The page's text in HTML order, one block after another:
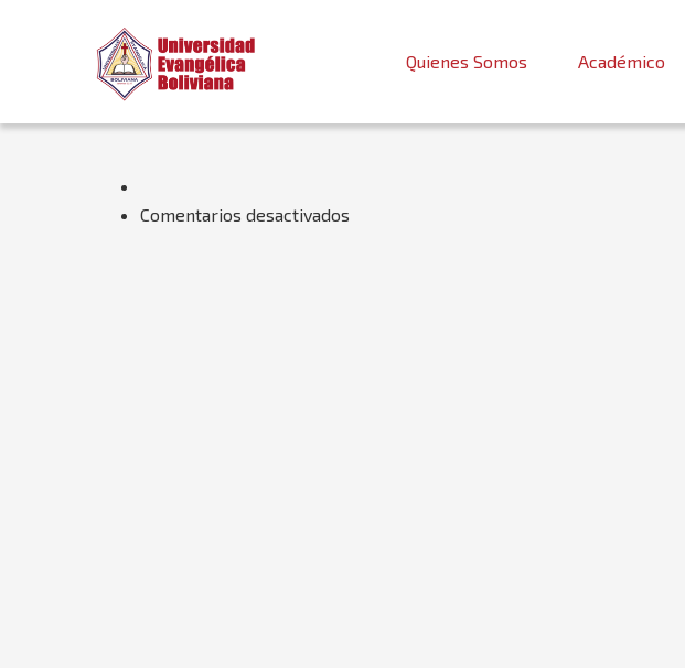
Quienes Somos Académico
Comentarios desactivados